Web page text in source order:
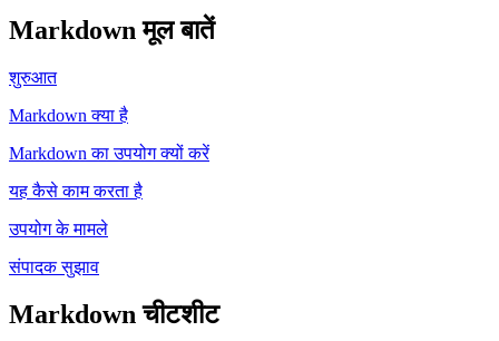
Markdown मूल बातें
शुरुआत
Markdown क्या है
Markdown का उपयोग क्यों करें
यह कैसे काम करता है
उपयोग के मामले
संपादक सुझाव
Markdown चीटशीट